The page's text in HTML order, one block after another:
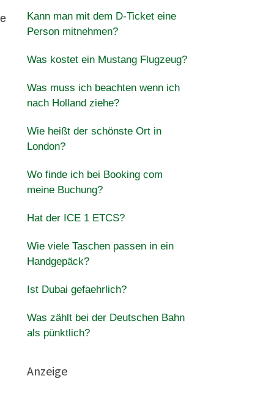
Kann man mit dem D-Ticket eine
Person mitnehmen?
Was kostet ein Mustang Flugzeug?
Was muss ich beachten wenn ich
nach Holland ziehe?
Wie heißt der schönste Ort in
London?
Wo finde ich bei Booking com
meine Buchung?
Hat der ICE 1 ETCS?
Wie viele Taschen passen in ein
Handgepäck?
Ist Dubai gefaehrlich?
Was zählt bei der Deutschen Bahn
als pünktlich?
Anzeige